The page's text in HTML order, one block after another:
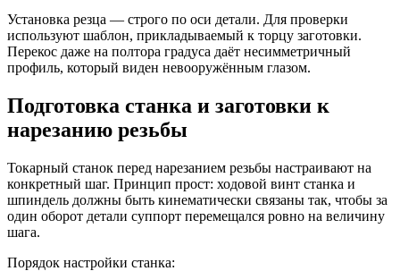
Установка резца — строго по оси детали. Для проверки
используют шаблон, прикладываемый к торцу заготовки.
Перекос даже на полтора градуса даёт несимметричный
профиль, который виден невооружённым глазом.
Подготовка станка и заготовки к
нарезанию резьбы
Токарный станок перед нарезанием резьбы настраивают на
конкретный шаг. Принцип прост: ходовой винт станка и
шпиндель должны быть кинематически связаны так, чтобы за
один оборот детали суппорт перемещался ровно на величину
шага.
Порядок настройки станка: